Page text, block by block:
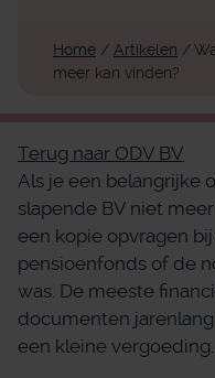
Home / Artikelen /
meer kan vinden?
Terug naar ODV BV
Als je een belangrijke
slapende BV niet
een kopie opvragen
pensioenfonds of de
was. De meeste
documenten
een kleine vergoeding.